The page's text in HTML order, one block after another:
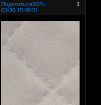
Поделиться 1
2021-
03-30 15:08:51